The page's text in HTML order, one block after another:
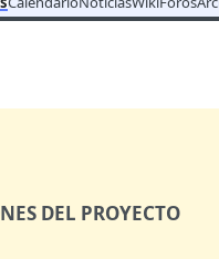
DEL PROYECTO